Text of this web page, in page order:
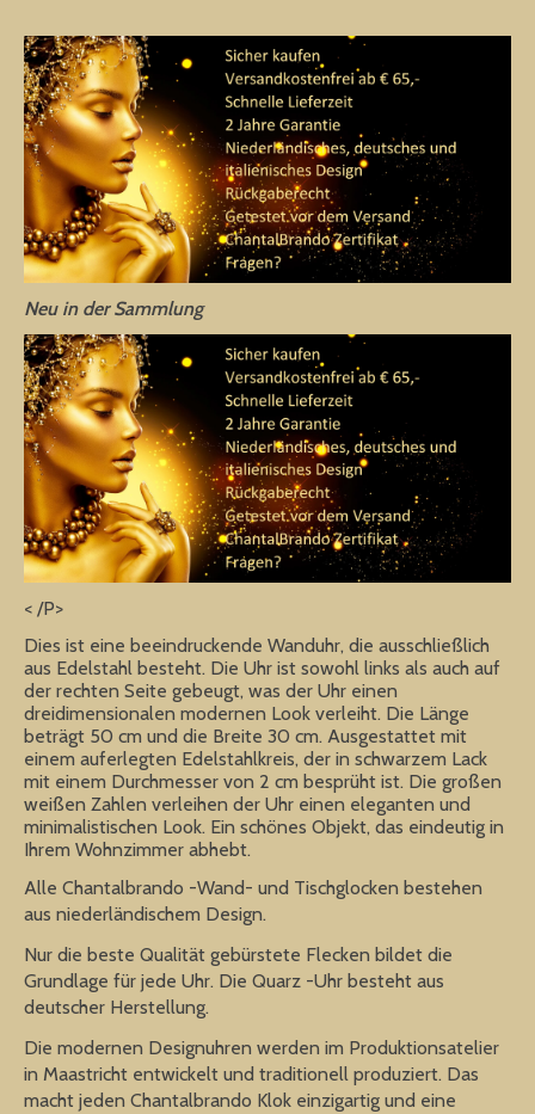
Neu in der Sammlung
< /P>
Dies ist eine beeindruckende Wanduhr, die ausschließlich
aus Edelstahl besteht. Die Uhr ist sowohl links als auch auf
der rechten Seite gebeugt, was der Uhr einen
dreidimensionalen modernen Look verleiht. Die Länge
beträgt 50 cm und die Breite 30 cm. Ausgestattet mit
einem auferlegten Edelstahlkreis, der in schwarzem Lack
mit einem Durchmesser von 2 cm besprüht ist. Die großen
weißen Zahlen verleihen der Uhr einen eleganten und
minimalistischen Look. Ein schönes Objekt, das eindeutig in
Ihrem Wohnzimmer abhebt.
Alle Chantalbrando -Wand- und Tischglocken bestehen
aus niederländischem Design.
Nur die beste Qualität gebürstete Flecken bildet die
Grundlage für jede Uhr. Die Quarz -Uhr besteht aus
deutscher Herstellung.
Die modernen Designuhren werden im Produktionsatelier
in Maastricht entwickelt und traditionell produziert. Das
macht jeden Chantalbrando Klok einzigartig und eine